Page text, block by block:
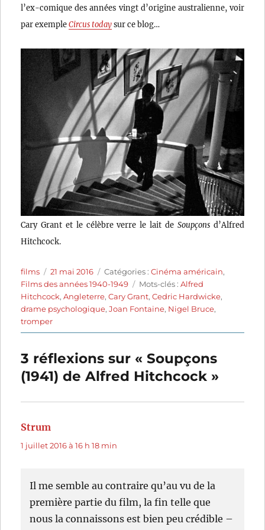
l’ex-comique des années vingt d’origine australienne, voir
par exempleCircus todaysur ce blog…
Cary Grant et le célèbre verre le lait de Soupçonsd’Alfred
Hitchcock.
Auteur
films
Publié
le
21 mai 2016 Catégories
Catégories :Cinéma américain,
Films des années 1940-1949
Étiquettes
Mots-clés :Alfred
Hitchcock,Angleterre,Cary Grant,Cedric Hardwicke,
drame psychologique,Joan Fontaine, Nigel Bruce,
tromper
3 réflexions sur « Soupçons
(1941) de Alfred Hitchcock »
Strum
1 juillet 2016 à 16 h 18 min
Il me semble au contraire qu’au vu de la
première partie du film, la fin telle que
nous la connaissons est bien peu crédible –